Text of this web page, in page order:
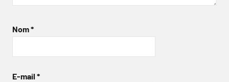
Nom*
E-mail *